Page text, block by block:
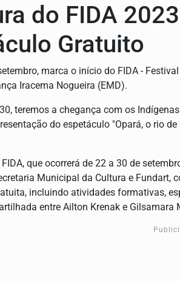
do FIDA
Gratuito
marca o início do FIDA -
Iracema Nogueira (EMD).
teremos a chegança com os
do espetáculo "Opará, o rio
que ocorrerá de 22 a 30 de
Municipal da Cultura e Fundart,
incluindo atividades formativas,
entre Ailton Krenak e Gilsamara